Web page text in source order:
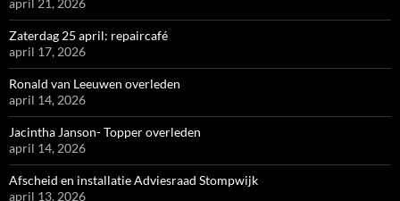
Zaterdag 25 april: repaircafé
april 17, 2026
Ronald van Leeuwen overleden
april 14, 2026
Jacintha Janson- Topper overleden
april 14, 2026
Afscheid en installatie Adviesraad Stompwijk
april 13, 2026